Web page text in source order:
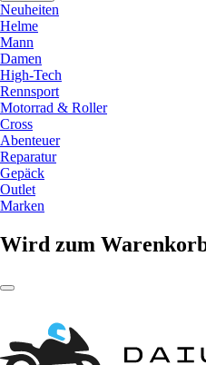
Neuheiten
Helme
Mann
Damen
High-Tech
Rennsport
Motorrad & Roller
Cross
Abenteuer
Reparatur
Gepäck
Outlet
Marken
Wird zum